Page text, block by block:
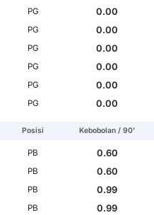
PG
0.00
PG
0.00
PG
0.00
PG
0.00
PG
0.00
PG 0.00
Posisi Kebobolan / 90'
PB
0.60
PB
0.60
PB
0.99
PB
0.99